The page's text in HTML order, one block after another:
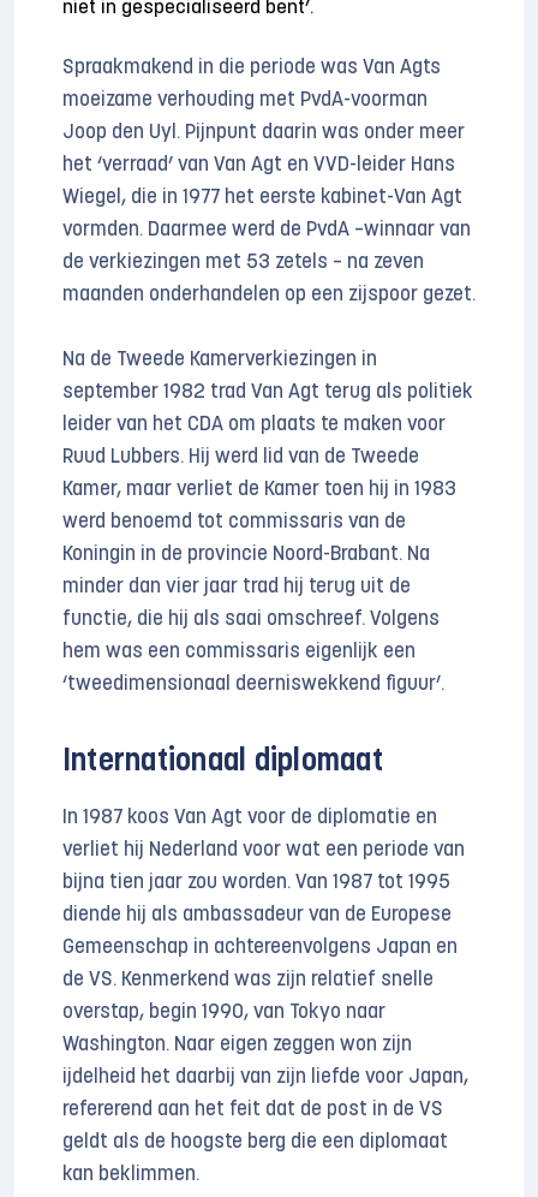
niet in gespecialiseerd bent’.
Spraakmakend in die periode was Van Agts
moeizame verhouding met PvdA-voorman
Joop den Uyl. Pijnpunt daarin was onder meer
het ‘verraad’ van Van Agt en VVD-leider Hans
Wiegel, die in 1977 het eerste kabinet-Van Agt
vormden. Daarmee werd de PvdA –winnaar van
de verkiezingen met 53 zetels – na zeven
maanden onderhandelen op een zijspoor gezet.
Na de Tweede Kamerverkiezingen in
september 1982 trad Van Agt terug als politiek
leider van het CDA om plaats te maken voor
Ruud Lubbers. Hij werd lid van de Tweede
Kamer, maar verliet de Kamer toen hij in 1983
werd benoemd tot commissaris van de
Koningin in de provincie Noord-Brabant. Na
minder dan vier jaar trad hij terug uit de
functie, die hij als saai omschreef. Volgens
hem was een commissaris eigenlijk een
‘tweedimensionaal deerniswekkend figuur’.
Internationaal diplomaat
In 1987 koos Van Agt voor de diplomatie en
verliet hij Nederland voor wat een periode van
bijna tien jaar zou worden. Van 1987 tot 1995
diende hij als ambassadeur van de Europese
Gemeenschap in achtereenvolgens Japan en
de VS. Kenmerkend was zijn relatief snelle
overstap, begin 1990, van Tokyo naar
Washington. Naar eigen zeggen won zijn
ijdelheid het daarbij van zijn liefde voor Japan,
refererend aan het feit dat de post in de VS
geldt als de hoogste berg die een diplomaat
kan beklimmen.